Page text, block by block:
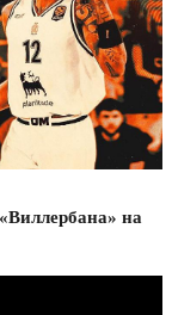
на